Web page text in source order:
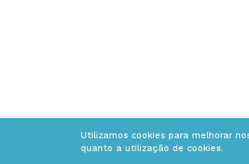
Utilizamos cookies para melhorar
quanto a utilização de cookies.